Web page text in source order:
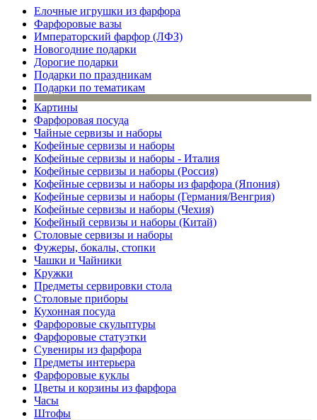
Елочные игрушки из фарфора
Фарфоровые вазы
Императорский фарфор (ЛФЗ)
Новогодние подарки
Дорогие подарки
Подарки по праздникам
Подарки по тематикам
Картины
Фарфоровая посуда
Чайные сервизы и наборы
Кофейные сервизы и наборы
Кофейные сервизы и наборы - Италия
Кофейные сервизы и наборы (Россия)
Кофейные сервизы и наборы из фарфора (Япония)
Кофейные сервизы и наборы (Германия/Венгрия)
Кофейные сервизы и наборы (Чехия)
Кофейный сервизы и наборы (Китай)
Столовые сервизы и наборы
Фужеры, бокалы, стопки
Чашки и Чайники
Кружки
Предметы сервировки стола
Столовые приборы
Кухонная посуда
Фарфоровые скульптуры
Фарфоровые статуэтки
Сувениры из фарфора
Предметы интерьера
Фарфоровые куклы
Цветы и корзины из фарфора
Часы
Штофы